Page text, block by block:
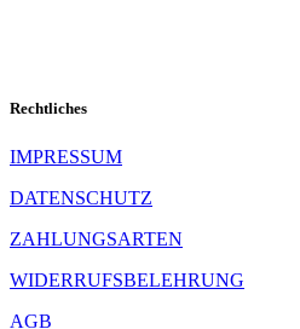
Rechtliches
IMPRESSUM
DATENSCHUTZ
ZAHLUNGSARTEN
WIDERRUFSBELEHRUNG
AGB